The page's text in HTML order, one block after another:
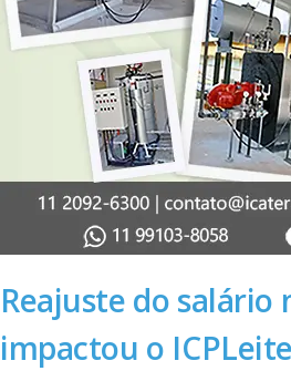
Reajuste do salário
impactou o